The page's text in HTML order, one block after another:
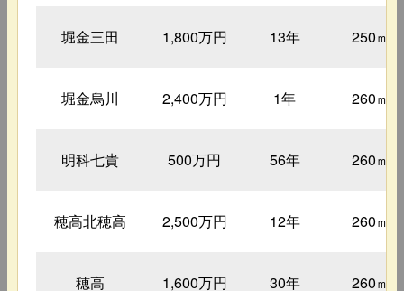
堀金三田 1,800万円 13年 250㎡
堀金烏川 2,400万円 1年 260㎡
明科七貴 500万円 56年 260㎡
穂高北穂高 2,500万円 12年 260㎡
穂高 1,600万円 30年 260㎡